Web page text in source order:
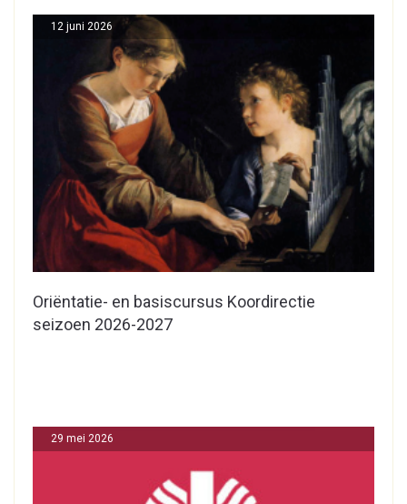
Oriëntatie- en basiscursus Koordirectie
seizoen 2026-2027
12 juni 2026
29 mei 2026